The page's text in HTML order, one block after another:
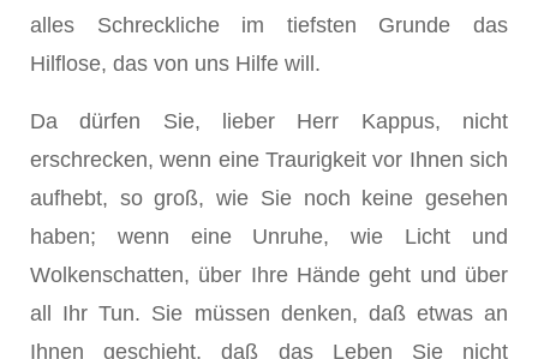
alles Schreckliche im tiefsten Grunde das
Hilflose, das von uns Hilfe will.
Da dürfen Sie, lieber Herr Kappus, nicht
erschrecken, wenn eine Traurigkeit vor Ihnen sich
aufhebt, so groß, wie Sie noch keine gesehen
haben; wenn eine Unruhe, wie Licht und
Wolkenschatten, über Ihre Hände geht und über
all Ihr Tun. Sie müssen denken, daß etwas an
Ihnen geschieht, daß das Leben Sie nicht